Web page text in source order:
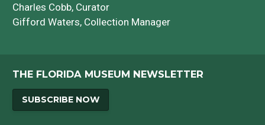
Charles Cobb, Curator
Gifford Waters, Collection Manager
THE FLORIDA MUSEUM NEWSLETTER
SUBSCRIBE NOW